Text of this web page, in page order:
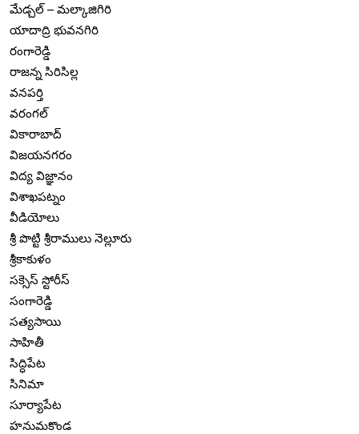
మేడ్చల్ – మల్కాజిగిరి
యాదాద్రి భువనగిరి
రంగారెడ్డి
రాజన్న సిరిసిల్ల
వనపర్తి
వరంగల్
వికారాబాద్
విజయనగరం
విద్య విజ్ఞానం
విశాఖపట్నం
వీడియోలు
శ్రీ పొట్టి శ్రీరాములు నెల్లూరు
శ్రీకాకుళం
సక్సెస్ స్టోరీస్
సంగారెడ్డి
సత్యసాయి
సాహితీ
సిద్ధిపేట
సినిమా
సూర్యాపేట
హనుమకొండ